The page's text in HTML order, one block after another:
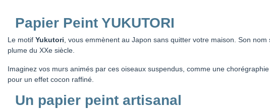
Papier Peint YUKUTORI
Le motif Yukutori, vous emmènent au Japon sans quitter votre maison. Son
plume du XXe siècle.
Imaginez vos murs animés par ces oiseaux suspendus, comme une
pour un effet cocon raffiné.
Un papier peint artisanal